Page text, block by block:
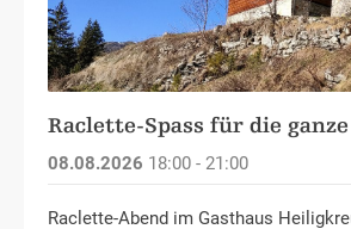
Raclette-Spass für die
08.08.2026 18:00 - 21:00
Raclette-Abend im Gasthaus